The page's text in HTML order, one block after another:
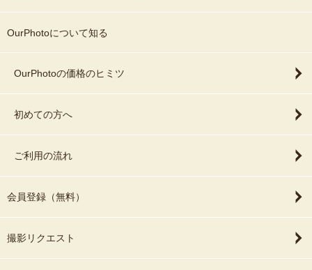
OurPhotoについて知る
OurPhotoの価格のヒミツ
初めての方へ
ご利用の流れ
会員登録（無料）
撮影リクエスト